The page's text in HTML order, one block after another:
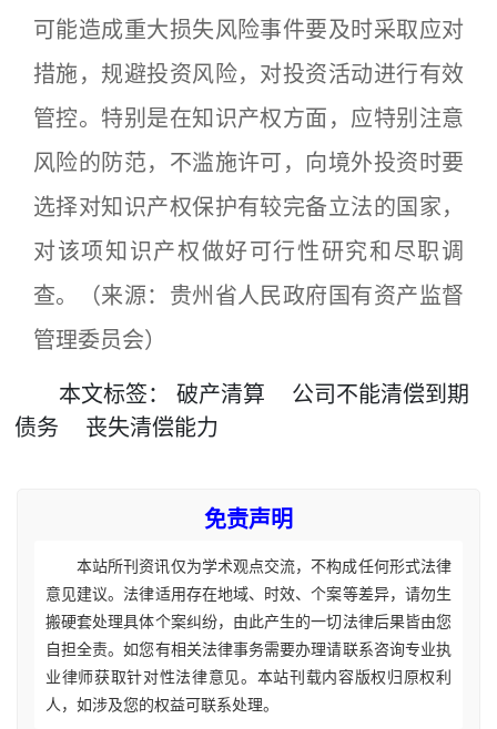
可能造成重大损失风险事件要及时采取应对
措施，规避投资风险，对投资活动进行有效
管控。特别是在知识产权方面，应特别注意
风险的防范，不滥施许可，向境外投资时要
选择对知识产权保护有较完备立法的国家，
对该项知识产权做好可行性研究和尽职调
查。（来源：贵州省人民政府国有资产监督
管理委员会）
本文标签： 破产清算
公司不能清偿到期
债务
丧失清偿能力
免责声明
本站所刊资讯仅为学术观点交流，不构成任何形式法律
意见建议。法律适用存在地域、时效、个案等差异，请勿生
搬硬套处理具体个案纠纷，由此产生的一切法律后果皆由您
自担全责。如您有相关法律事务需要办理请联系咨询专业执
业律师获取针对性法律意见。本站刊载内容版权归原权利
人，如涉及您的权益可联系处理。